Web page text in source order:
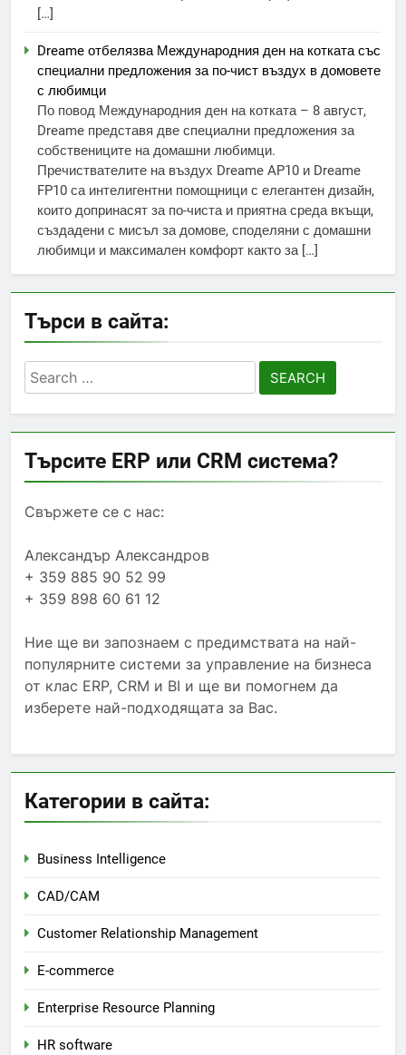
[…]
Dreame отбелязва Международния ден на котката със
специални предложения за по-чист въздух в домовете
с любимци
По повод Международния ден на котката – 8 август,
Dreame представя две специални предложения за
собствениците на домашни любимци.
Пречиствателите на въздух Dreame AP10 и Dreame
FP10 са интелигентни помощници с елегантен дизайн,
които допринасят за по-чиста и приятна среда вкъщи,
създадени с мисъл за домове, споделяни с домашни
любимци и максимален комфорт както за […]
Търси в сайта:
Search
for:
Търсите ERP или CRM система?
Свържете се с нас:
Александър Александров
+ 359 885 90 52 99
+ 359 898 60 61 12
Ние ще ви запознаем с предимствата на най-
популярните системи за управление на бизнеса
от клас ERP, CRM и BI и ще ви помогнем да
изберете най-подходящата за Вас.
Категории в сайта:
Business Intelligence
CAD/CAM
Customer Relationship Management
E-commerce
Enterprise Resource Planning
HR software